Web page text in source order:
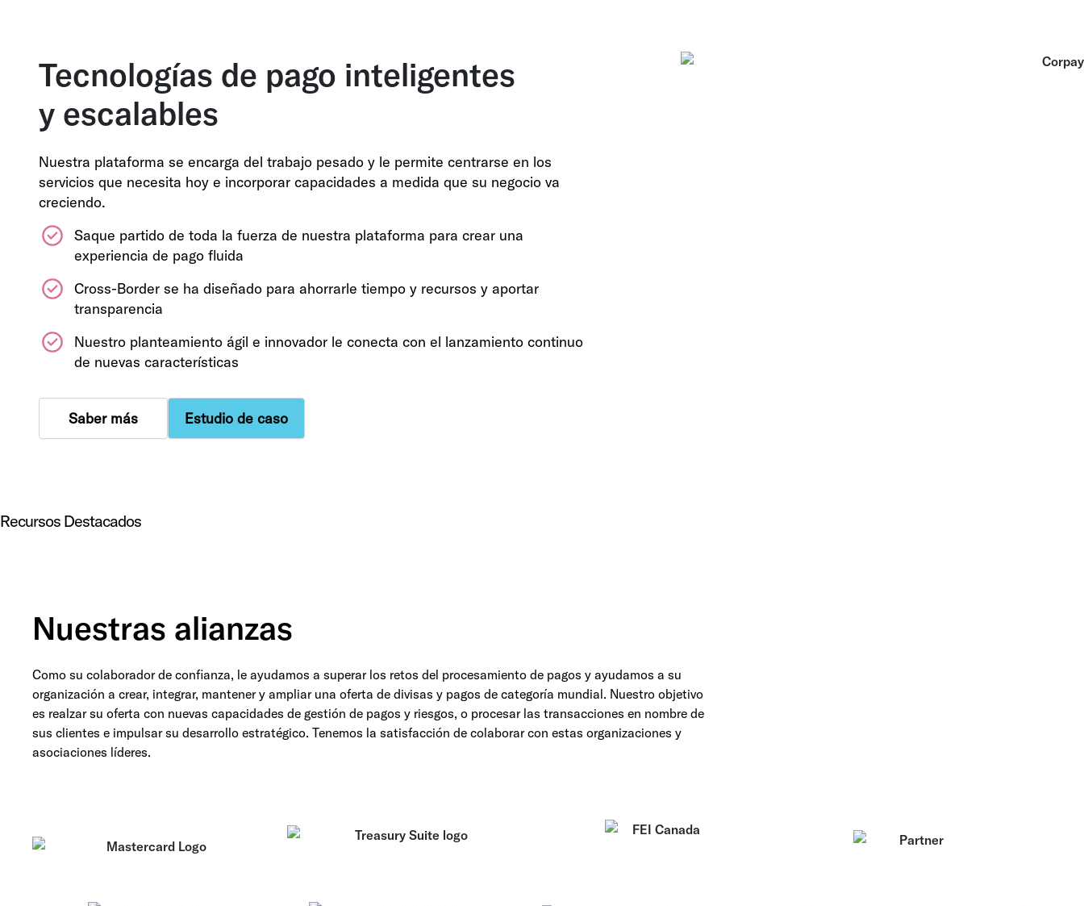
Tecnologías de pago inteligentes
y escalables
Nuestra plataforma se encarga del trabajo pesado y le permite centrarse en los
servicios que necesita hoy e incorporar capacidades a medida que su negocio va
creciendo.
Saque partido de toda la fuerza de nuestra plataforma para crear una
experiencia de pago fluida
Cross-Border se ha diseñado para ahorrarle tiempo y recursos y aportar
transparencia
Nuestro planteamiento ágil e innovador le conecta con el lanzamiento continuo
de nuevas características
Saber más Estudio de caso
Recursos Destacados
Nuestras alianzas
Como su colaborador de confianza, le ayudamos a superar los retos del procesamiento de pagos y ayudamos a su
organización a crear, integrar, mantener y ampliar una oferta de divisas y pagos de categoría mundial. Nuestro objetivo
es realzar su oferta con nuevas capacidades de gestión de pagos y riesgos, o procesar las transacciones en nombre de
sus clientes e impulsar su desarrollo estratégico. Tenemos la satisfacción de colaborar con estas organizaciones y
asociaciones líderes.